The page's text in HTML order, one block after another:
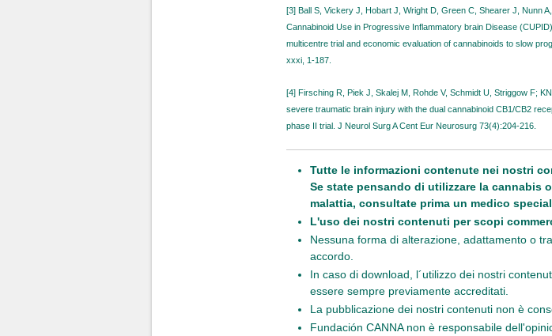
[3] Ball S, Vickery J, Hobart J, Wright D, Green C, Shearer J, Nunn
Cannabinoid Use in Progressive Inflammatory brain Disease
multicentre trial and economic evaluation of cannabinoids to slow
xxxi, 1-187.
[4] Firsching R, Piek J, Skalej M, Rohde V, Schmidt U, Striggow F;
severe traumatic brain injury with the dual cannabinoid CB1/CB2
phase II trial. J Neurol Surg A Cent Eur Neurosurg 73(4):204-216.
Tutte le informazioni contenute nei nostri
Se state pensando di utilizzare la cannabis
malattia, consultate prima un medico
L'uso dei nostri contenuti per scopi
Nessuna forma di alterazione, adattamento o
accordo.
In caso di download, l´utilizzo dei nostri
essere sempre previamente accreditati.
La pubblicazione dei nostri contenuti non è
Fundación CANNA non è responsabile